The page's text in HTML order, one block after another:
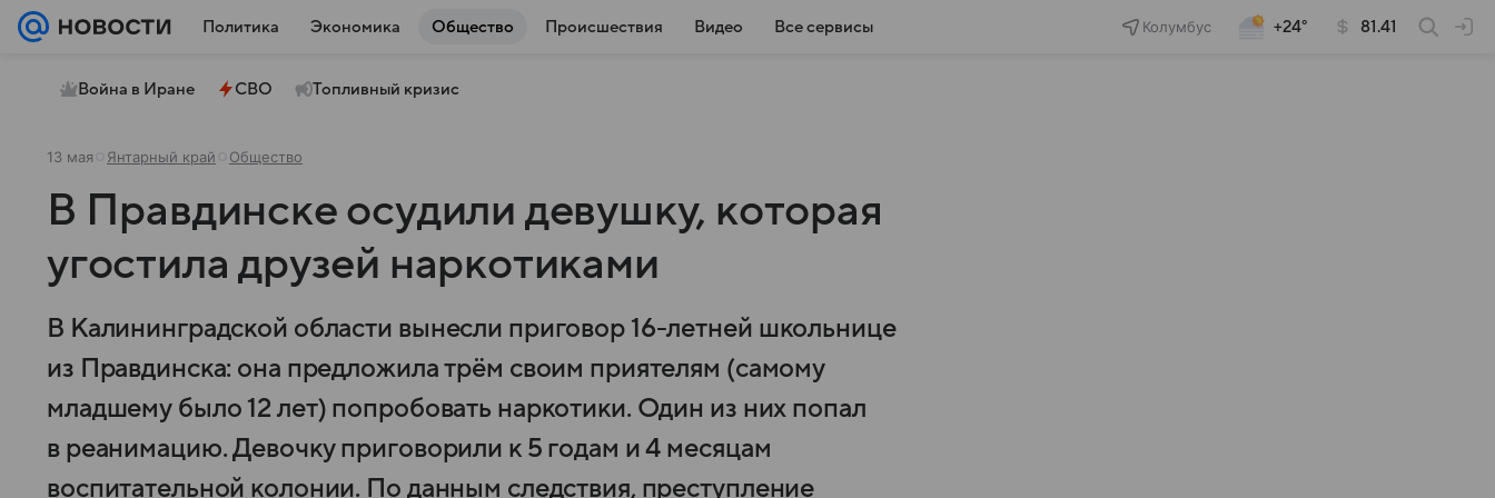
Политика Экономика Общество Происшествия Видео Все сервисы Колумбус +24° 81.41
Война в Иране СВО Топливный кризис
13 мая Янтарный край Общество
В Правдинске осудили девушку, которая
угостила друзей наркотиками
В Калининградской области вынесли приговор 16-летней школьнице
из Правдинска: она предложила трём своим приятелям (самому
младшему было 12 лет) попробовать наркотики. Один из них попал
в реанимацию. Девочку приговорили к 5 годам и 4 месяцам
воспитательной колонии. По данным следствия, преступление